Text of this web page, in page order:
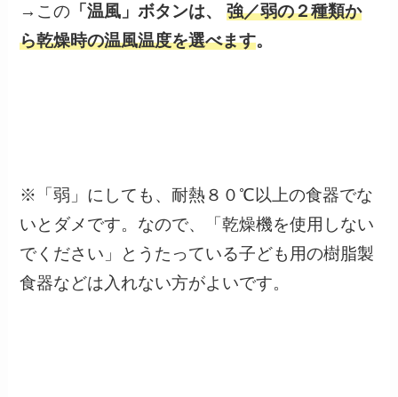
→この 「温風」ボタンは、
強／弱の２種類か
ら乾燥時の温風温度を選べます。
※「弱」にしても、耐熱８０℃以上の食器でな
いとダメです。なので、「乾燥機を使用しない
でください」とうたっている子ども用の樹脂製
食器などは入れない方がよいです。